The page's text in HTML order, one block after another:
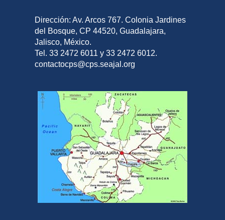
Dirección: Av. Arcos 767. Colonia Jardines
del Bosque, CP 44520, Guadalajara,
Jalisco, México.
Tel. 33 2472 6011 y 33 2472 6012.
contactocps@cps.seajal.org